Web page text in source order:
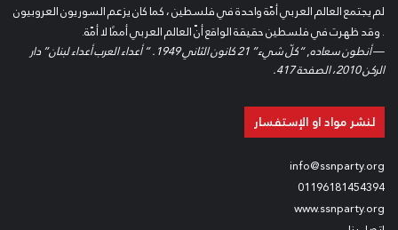
لم يجتمع العالم العربي أمّة واحدة في فلسطين ، كما كان يزعم السوريون العروبيون
. وقد ظهرت في فلسطين حقيقة الواقع أنّ العالم العربي أممًا لا أمّة.
—أنطون سعاده,
“كلّ شيء” 21 كانون الثاني 1949. ” أعداء العرب أعداء لبنان” دار
الركن 2010، الصفحة 417.
لنشر مواد او الإستفسار
info@ssnparty.org
01196181454394
www.ssnparty.org